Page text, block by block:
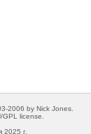
2006 by Nick Jones.
license.
2025 г.